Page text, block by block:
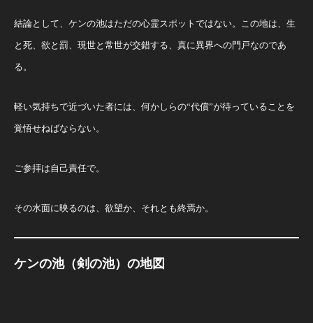
結論として、ケンの池はただの心霊スポットではない。この地は、生
と死、欲と罰、現世と常世が交錯する、真に異界への門戸なのであ
る。
軽い気持ちで近づいた者には、何かしらの“代償”が待っていることを
覚悟せねばならない。
ご参拝は自己責任で。
その水面に映るのは、欲望か、それとも終焉か。
ケンの池（剣の池）の地図